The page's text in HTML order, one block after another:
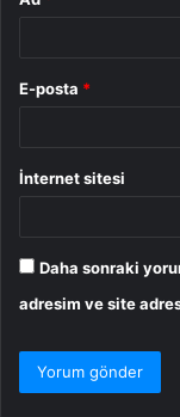
E-posta *
İnternet sitesi
Daha sonraki
adresim ve site